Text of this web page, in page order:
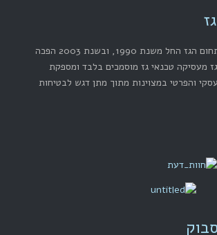
עדן גז מתעסקת בתחום הגז החל משנת 1990, ובשנת 2003 הפכה
מעסיקה טכנאי גז מוסמכים בלבד ומספקת
והפרטי במצוינות מתוך מתן דגש לבטיחות